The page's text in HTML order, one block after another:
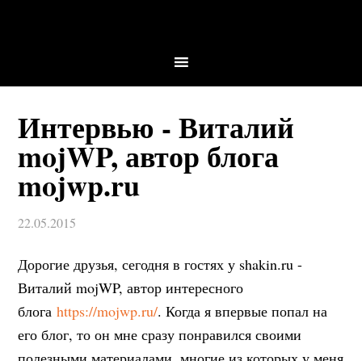
Интервью - Виталий
mojWP, автор блога
mojwp.ru
22.05.2015
Дорогие друзья, сегодня в гостях у shakin.ru -
Виталий mojWP, автор интересного
блогаhttps://mojwp.ru/. Когда я впервые попал на
его блог, то он мне сразу понравился своими